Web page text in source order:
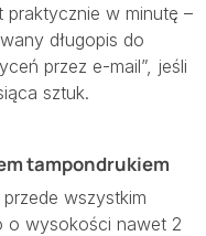
w minutę –
długopis do
przez e-mail”, jeśli
sztuk.
tampondrukiem
wszystkim
o wysokości nawet 2